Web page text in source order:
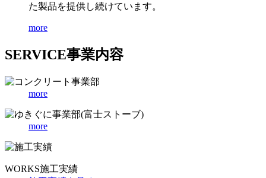
た製品を提供し続けています。
more
SERVICE事業内容
more
more
WORKS施工実績